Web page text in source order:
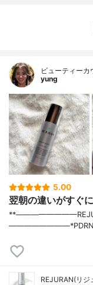
ビューティー
yung
5.00
翌朝の違いがすぐ
————————⁡⁡⁡⁡*PDRN含
REJURAN(リジ